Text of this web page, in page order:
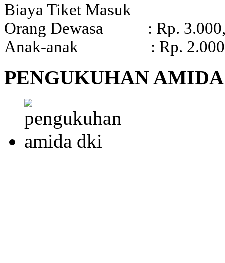
Biaya Tiket Masuk
Orang Dewasa : Rp.
Anak-anak : Rp. 2.000,-
PENGUKUHAN